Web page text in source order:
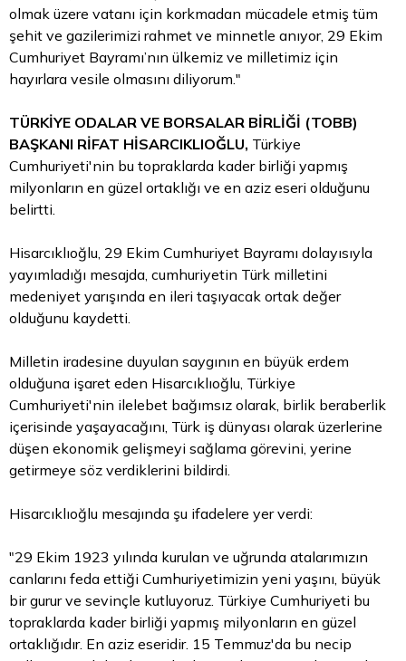
olmak üzere vatanı için korkmadan mücadele etmiş tüm
şehit ve gazilerimizi rahmet ve minnetle anıyor, 29 Ekim
Cumhuriyet Bayramı’nın ülkemiz ve milletimiz için
hayırlara vesile olmasını diliyorum."
TÜRKİYE ODALAR VE BORSALAR BİRLİĞİ (TOBB)
BAŞKANI RİFAT HİSARCIKLIOĞLU, Türkiye
Cumhuriyeti'nin bu topraklarda kader birliği yapmış
milyonların en güzel ortaklığı ve en aziz eseri olduğunu
belirtti.
Hisarcıklıoğlu, 29 Ekim Cumhuriyet Bayramı dolayısıyla
yayımladığı mesajda, cumhuriyetin Türk milletini
medeniyet yarışında en ileri taşıyacak ortak değer
olduğunu kaydetti.
Milletin iradesine duyulan saygının en büyük erdem
olduğuna işaret eden Hisarcıklıoğlu, Türkiye
Cumhuriyeti'nin ilelebet bağımsız olarak, birlik beraberlik
içerisinde yaşayacağını, Türk iş dünyası olarak üzerlerine
düşen ekonomik gelişmeyi sağlama görevini, yerine
getirmeye söz verdiklerini bildirdi.
Hisarcıklıoğlu mesajında şu ifadelere yer verdi:
"29 Ekim 1923 yılında kurulan ve uğrunda atalarımızın
canlarını feda ettiği Cumhuriyetimizin yeni yaşını, büyük
bir gurur ve sevinçle kutluyoruz. Türkiye Cumhuriyeti bu
topraklarda kader birliği yapmış milyonların en güzel
ortaklığıdır. En aziz eseridir. 15 Temmuz'da bu necip